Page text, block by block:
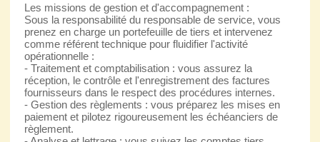
Les missions de gestion et d'accompagnement :
Sous la responsabilité du responsable de service, vous
prenez en charge un portefeuille de tiers et intervenez
comme référent technique pour fluidifier l'activité
opérationnelle :
- Traitement et comptabilisation : vous assurez la
réception, le contrôle et l'enregistrement des factures
fournisseurs dans le respect des procédures internes.
- Gestion des règlements : vous préparez les mises en
paiement et pilotez rigoureusement les échéanciers de
règlement.